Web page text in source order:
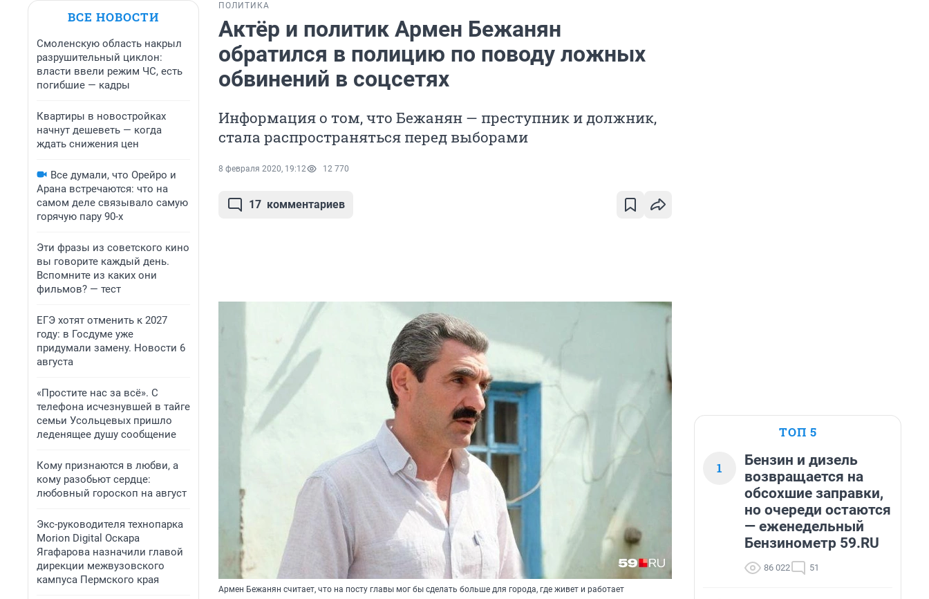
ВСЕ НОВОСТИ
Смоленскую область накрыл
разрушительный циклон:
власти ввели режим ЧС, есть
погибшие — кадры
Квартиры в новостройках
начнут дешеветь — когда
ждать снижения цен
Все думали, что Орейро и
Арана встречаются: что на
самом деле связывало самую
горячую пару 90-х
Эти фразы из советского кино
вы говорите каждый день.
Вспомните из каких они
фильмов? — тест
ЕГЭ хотят отменить к 2027
году: в Госдуме уже
придумали замену. Новости 6
августа
«Простите нас за всё». С
телефона исчезнувшей в тайге
семьи Усольцевых пришло
леденящее душу сообщение
Кому признаются в любви, а
кому разобьют сердце:
любовный гороскоп на август
Экс-руководителя технопарка
Morion Digital Оскара
Ягафарова назначили главой
дирекции межвузовского
кампуса Пермского края
ПОЛИТИКА
Актёр и политик Армен Бежанян
обратился в полицию по поводу ложных
обвинений в соцсетях
Информация о том, что Бежанян — преступник и должник,
стала распространяться перед выборами
8 февраля 2020, 19:12 12 770
17 комментариев
Армен Бежанян считает, что на посту главы мог бы сделать больше для города, где живет и работает
ТОП 5
1
Бензин и дизель
возвращается на
обсохшие заправки,
но очереди остаются
— еженедельный
Бензинометр 59.RU
86 022 51